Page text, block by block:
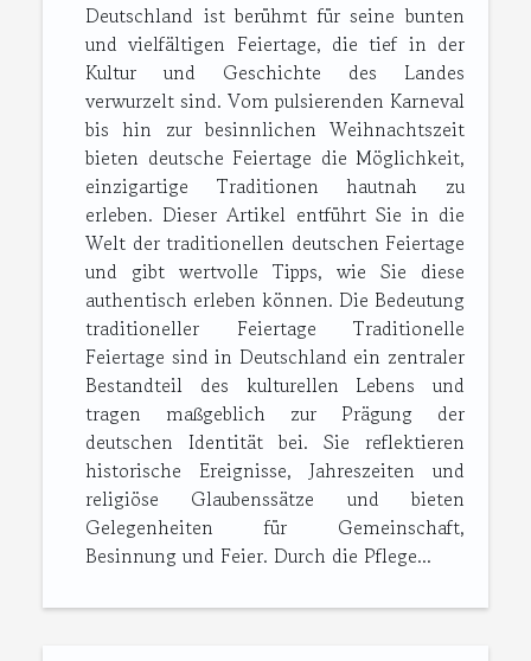
Deutschland ist berühmt für seine bunten
und vielfältigen Feiertage, die tief in der
Kultur und Geschichte des Landes
verwurzelt sind. Vom pulsierenden Karneval
bis hin zur besinnlichen Weihnachtszeit
bieten deutsche Feiertage die Möglichkeit,
einzigartige Traditionen hautnah zu
erleben. Dieser Artikel entführt Sie in die
Welt der traditionellen deutschen Feiertage
und gibt wertvolle Tipps, wie Sie diese
authentisch erleben können. Die Bedeutung
traditioneller Feiertage Traditionelle
Feiertage sind in Deutschland ein zentraler
Bestandteil des kulturellen Lebens und
tragen maßgeblich zur Prägung der
deutschen Identität bei. Sie reflektieren
historische Ereignisse, Jahreszeiten und
religiöse Glaubenssätze und bieten
Gelegenheiten für Gemeinschaft,
Besinnung und Feier. Durch die Pflege...